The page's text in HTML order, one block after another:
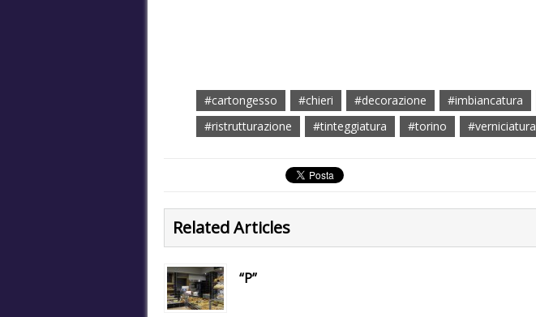
#cartongesso #chieri #decorazione #imbiancatura
#ristrutturazione
#tinteggiatura #torino #verniciatura
Related Articles
“P”